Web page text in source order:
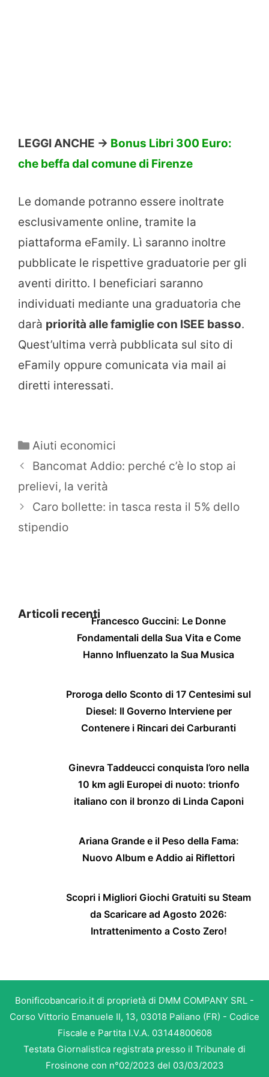
LEGGI ANCHE -> Bonus Libri 300 Euro:
che beffa dal comune di Firenze
Le domande potranno essere inoltrate
esclusivamente online, tramite la
piattaforma eFamily. Lì saranno inoltre
pubblicate le rispettive graduatorie per gli
aventi diritto. I beneficiari saranno
individuati mediante una graduatoria che
darà priorità alle famiglie con ISEE basso.
Quest’ultima verrà pubblicata sul sito di
eFamily oppure comunicata via mail ai
diretti interessati.
Categorie
Aiuti economici
Bancomat Addio: perché c’è lo stop ai
prelievi, la verità
Caro bollette: in tasca resta il 5% dello
stipendio
Articoli recentiFrancesco Guccini: Le Donne
Fondamentali della Sua Vita e Come
Hanno Influenzato la Sua Musica
Proroga dello Sconto di 17 Centesimi sul
Diesel: Il Governo Interviene per
Contenere i Rincari dei Carburanti
Ginevra Taddeucci conquista l’oro nella
10 km agli Europei di nuoto: trionfo
italiano con il bronzo di Linda Caponi
Ariana Grande e il Peso della Fama:
Nuovo Album e Addio ai Riflettori
Scopri i Migliori Giochi Gratuiti su Steam
da Scaricare ad Agosto 2026:
Intrattenimento a Costo Zero!
Bonificobancario.it di proprietà di DMM COMPANY SRL -
Corso Vittorio Emanuele II, 13, 03018 Paliano (FR) - Codice
Fiscale e Partita I.V.A. 03144800608
Testata Giornalistica registrata presso il Tribunale di
Frosinone con n°02/2023 del 03/03/2023